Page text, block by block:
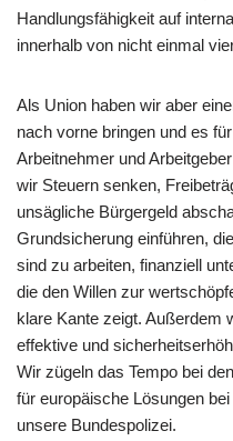
Handlungsfähigkeit auf
innerhalb von nicht einmal
Als Union haben wir aber
nach vorne bringen und es
Arbeitnehmer und
wir Steuern senken,
unsägliche Bürgergeld
Grundsicherung einführen,
sind zu arbeiten, finanziell
die den Willen zur
klare Kante zeigt. Außerdem
effektive und
Wir zügeln das Tempo bei
für europäische Lösungen
unsere Bundespolizei.